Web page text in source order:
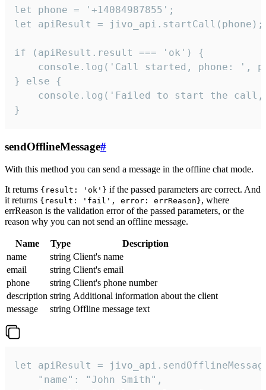
let phone = '+14084987855';
let apiResult = jivo_api.startCall(phone);
if (apiResult.result === 'ok') {
console.log('Call started, phone: ',
} else {
console.log('Failed to start the
}
sendOfflineMessage#
With this method you can send a message in the offline chat mode.
It returns {result: 'ok'} if the passed parameters are correct. And
it returns {result: 'fail', error: errReason}, where
errReason is the validation error of the passed parameters, or the
reason why you can not send an offline message.
Name Type
Description
name
string Client's name
email
string Client's email
phone
string Client's phone number
description string Additional information about the client
message
string Offline message text
let apiResult =
    "name": "John Smith",